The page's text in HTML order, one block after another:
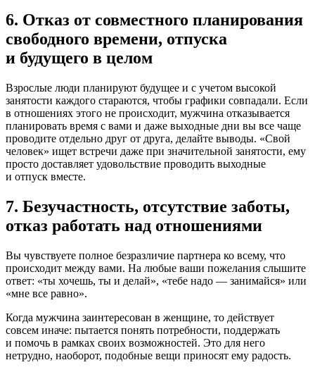
6. Отказ от совместного планирования
свободного времени, отпуска
и будущего в целом
Взрослые люди планируют будущее и с учетом высокой
занятости каждого стараются, чтобы графики совпадали. Если
в отношениях этого не происходит, мужчина отказывается
планировать время с вами и даже выходные дни вы все чаще
проводите отдельно друг от друга, делайте выводы. «Свой
человек» ищет встречи даже при значительной занятости, ему
просто доставляет удовольствие проводить выходные
и отпуск вместе.
7. Безучастность, отсутствие заботы,
отказ работать над отношениями
Вы чувствуете полное безразличие партнера ко всему, что
происходит между вами. На любые ваши пожелания слышите
ответ: «ты хочешь, ты и делай», «тебе надо — занимайся» или
«мне все равно».
Когда мужчина заинтересован в женщине, то действует
совсем иначе: пытается понять потребности, поддержать
и помочь в рамках своих возможностей. Это для него
нетрудно, наоборот, подобные вещи приносят ему радость.